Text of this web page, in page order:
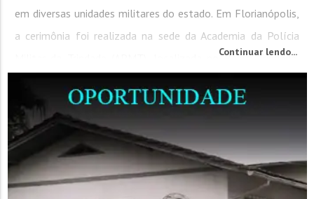
em diversas unidades militares do estado. Em Florianópolis,
a cerimônia foi realizada na sede da Academia da Polícia
Militar da Trindade (APMT), localizada no Bairro Trindade,
Continuar lendo...